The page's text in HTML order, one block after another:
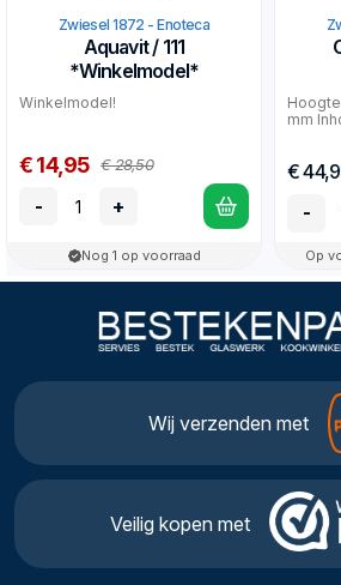
Zwiesel 1872 - Enoteca
Aquavit / 111
*Winkelmodel*
Winkelmodel!
€ 14,95 € 28,50
- +
Nog 1 op voorraad
mm
€
-
Op
Wij verzenden met
Veilig kopen met